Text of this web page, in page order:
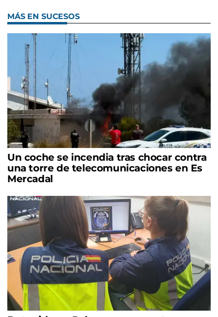
MÁS EN SUCESOS
Un coche se incendia tras chocar contra
una torre de telecomunicaciones en Es
Mercadal